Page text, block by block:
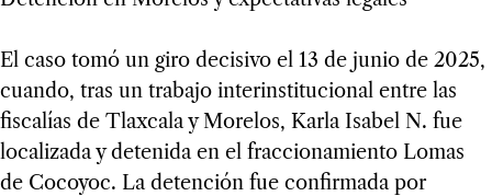
El caso tomó un giro decisivo el 13 de junio de 2025,
cuando, tras un trabajo interinstitucional entre las
fiscalías de Tlaxcala y Morelos, Karla Isabel N. fue
localizada y detenida en el fraccionamiento Lomas
de Cocoyoc. La detención fue confirmada por